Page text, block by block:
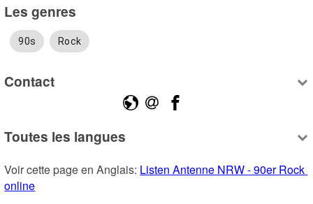
Les genres
90s Rock
Contact
Toutes les langues
Voir cette page en Anglais: Listen Antenne NRW - 90er Rock
online